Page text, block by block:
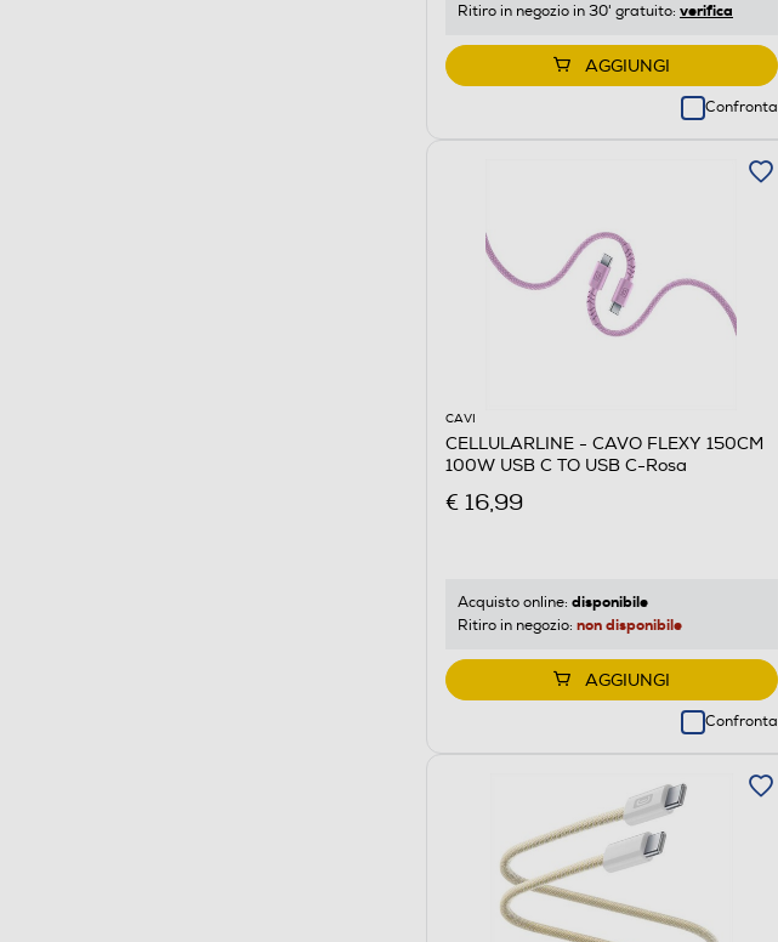
Ritiro in negozio in 30' gratuito: verifica
AGGIUNGI
Confronta
CAVI
CELLULARLINE - CAVO FLEXY 150CM
100W USB C TO USB C-Rosa
€ 16,99
Acquisto online: disponibile
Ritiro in negozio: non disponibile
AGGIUNGI
Confronta